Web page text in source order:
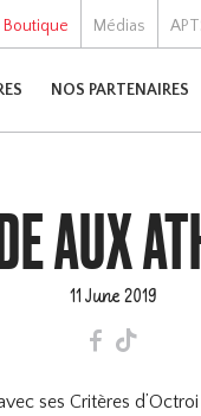
Boutique Médias
NOS PARTENAIRES
AUX
11 June 2019
F T
ses Critères